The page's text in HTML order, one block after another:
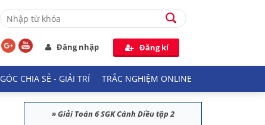
Đăng nhập Đăng kí
GÓC CHIA SẺ - GIẢI TRÍ TRẮC NGHIỆM ONLINE
»Giải Toán 6 SGK Cánh Diều tập 2